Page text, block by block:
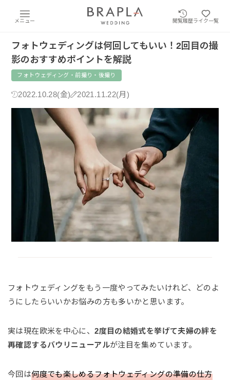
メニュー 閲覧履歴ライク一覧
フォトウェディングは何回してもいい！2回目の撮
影のおすすめポイントを解説
フォトウェディング・前撮り・後撮り
2022.10.28(金) 2021.11.22(月)
フォトウェディングをもう一度やってみたいけれど、どのよ
うにしたらいいかお悩みの方も多いかと思います。
実は現在欧米を中心に、2度目の結婚式を挙げて夫婦の絆を
再確認するバウリニューアルが注目を集めています。
今回は何度でも楽しめるフォトウェディングの準備の仕方